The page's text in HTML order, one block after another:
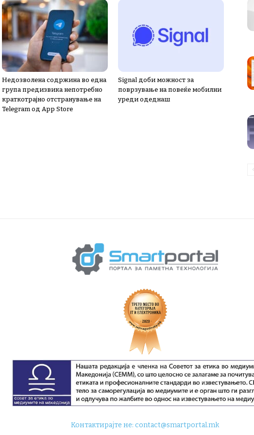
Недозволена содржина во една
група предизвика непотребно
краткотрајно отстранување на
Telegram од App Store
Signal доби можност за
поврзување на повеќе мобилни
уреди одеднаш
Контактирајте не:contact@smartportal.mk